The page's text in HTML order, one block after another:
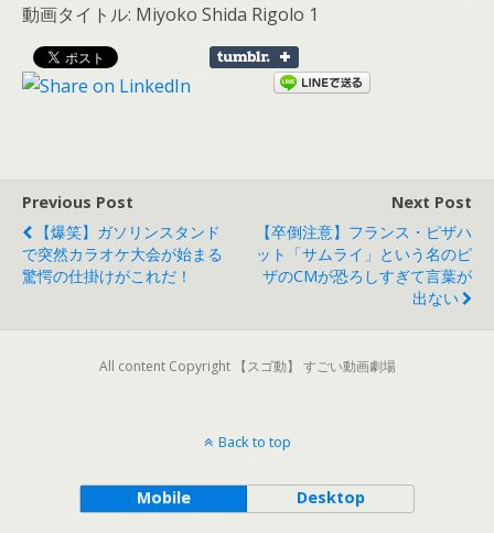
動画タイトル: Miyoko Shida Rigolo 1
Previous Post
【爆笑】ガソリンスタンド
で突然カラオケ大会が始まる
驚愕の仕掛けがこれだ！
Next Post
【卒倒注意】フランス・ピザハ
ット「サムライ」という名のピ
ザのCMが恐ろしすぎて言葉が
出ない
All content Copyright 【スゴ動】 すごい動画劇場
Back to top
Mobile Desktop